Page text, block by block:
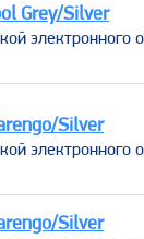
Grey/Silver
электронного
Silver
электронного
Silver